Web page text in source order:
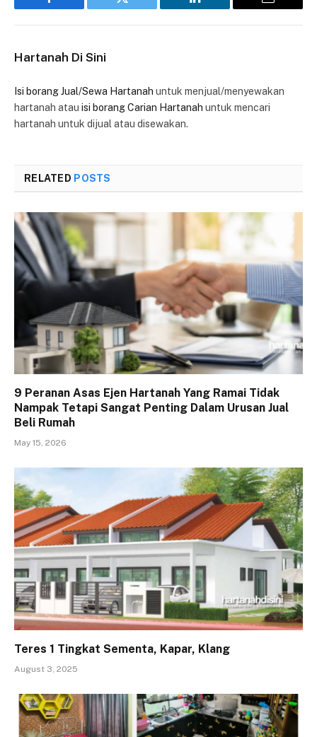
Facebook Twitter LinkedIn Email
Hartanah Di Sini
Isi borang Jual/Sewa Hartanah untuk menjual/menyewakan
hartanah atau isi borang Carian Hartanah untuk mencari
hartanah untuk dijual atau disewakan.
RELATED POSTS
9 Peranan Asas Ejen Hartanah Yang Ramai Tidak
Nampak Tetapi Sangat Penting Dalam Urusan Jual
Beli Rumah
May 15, 2026
Teres 1 Tingkat Sementa, Kapar, Klang
August 3, 2025